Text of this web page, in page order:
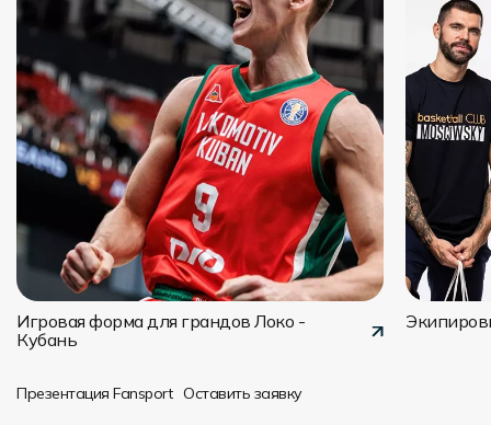
Игровая форма для грандов Локо -
Кубань
Презентация Fansport Оставить заявку